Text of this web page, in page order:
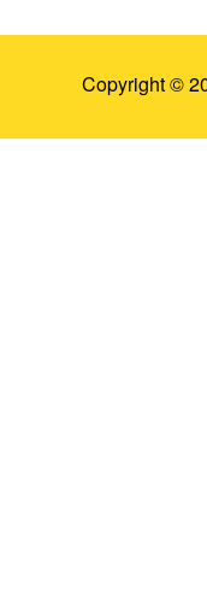
Copyright ©